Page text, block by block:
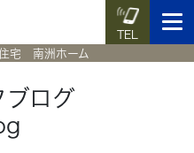
TEL
暮らしのコラム
宅 南洲ホーム
ブログ